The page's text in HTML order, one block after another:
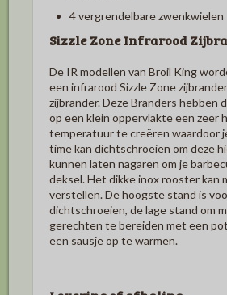
4 vergrendelbare zwenkwielen
Sizzle Zone Infrarood
De IR modellen van Broil King
een infrarood Sizzle Zone
zijbrander. Deze Branders hebben
op een klein oppervlakte een zeer
temperatuur te creëren waardoor
time kan dichtschroeien om deze
kunnen laten nagaren om je
deksel. Het dikke inox rooster kan
verstellen. De hoogste stand is
dichtschroeien, de lage stand om
gerechten te bereiden met een
een sausje op te warmen.